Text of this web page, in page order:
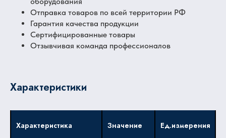
Отправка товаров по всей территории РФ
Гарантия качества продукции
Сертифицированные товары
Отзывчивая команда профессионалов
Характеристики
Характеристика Значение Ед.измерения